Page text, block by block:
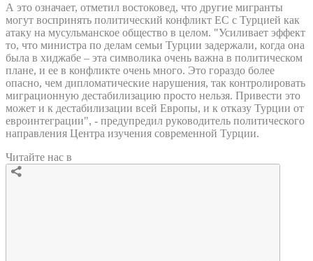
А это означает, отметил востоковед, что другие мигранты
могут воспринять политический конфликт ЕС с Турцией как
атаку на мусульманское общество в целом. "Усиливает эффект
то, что министра по делам семьи Турции задержали, когда она
была в хиджабе – эта символика очень важна в политическом
плане, и ее в конфликте очень много. Это гораздо более
опасно, чем дипломатические нарушения, так контролировать
миграционную дестабилизацию просто нельзя. Привести это
может и к дестабилизации всей Европы, и к отказу Турции от
евроинтеграции", - предупредил руководитель политического
направления Центра изучения современной Турции.
Читайте нас в